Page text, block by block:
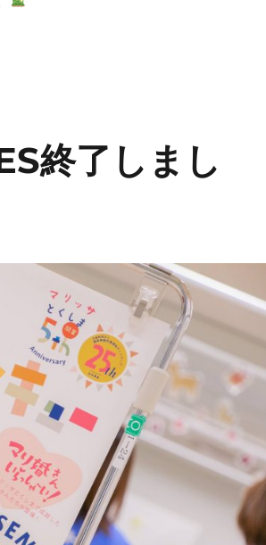
終了しまし